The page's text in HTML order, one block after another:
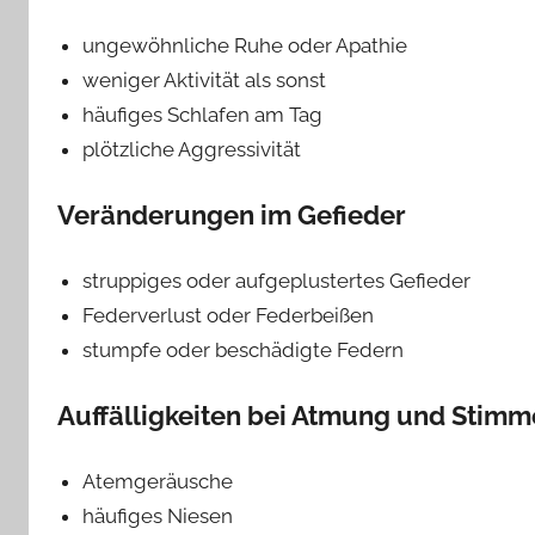
ungewöhnliche Ruhe oder Apathie
weniger Aktivität als sonst
häufiges Schlafen am Tag
plötzliche Aggressivität
Veränderungen im Gefieder
struppiges oder aufgeplustertes Gefieder
Federverlust oder Federbeißen
stumpfe oder beschädigte Federn
Auffälligkeiten bei Atmung und
Atemgeräusche
häufiges Niesen